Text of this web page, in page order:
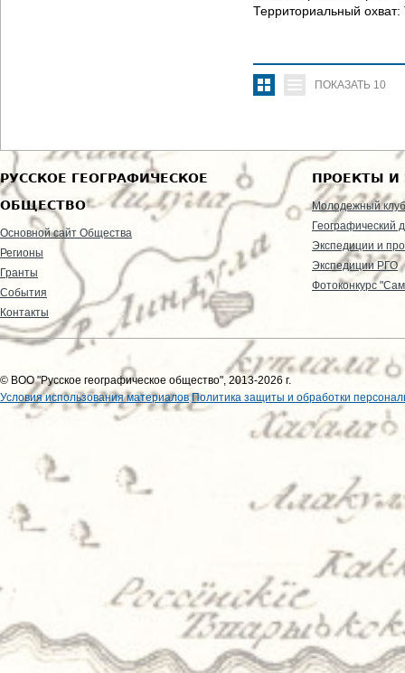
Территориальный охват:
ПОКАЗАТЬ 10
РУССКОЕ ГЕОГРАФИЧЕСКОЕ
ОБЩЕСТВО
Основной сайт Общества
Регионы
Гранты
События
Контакты
ПРОЕКТЫ И
Молодежный клуб
Географический
Экспедиции и
Экспедиции РГО
Фотоконкурс
© ВОО "Русское географическое общество", 2013-2026 г.
Условия использования материалов Политика защиты и обработки